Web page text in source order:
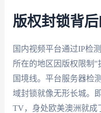
版权封锁背
国内视频平台通过IP检
所在的地区因版权限制"
国境线。平台服务器检
域封锁就像无形长城。
TV，身处欧美澳洲就成